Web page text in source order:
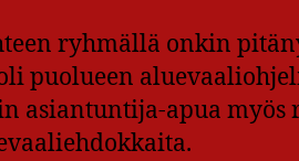
ryhmällä onkin
puolueen
asiantuntija-apua myös